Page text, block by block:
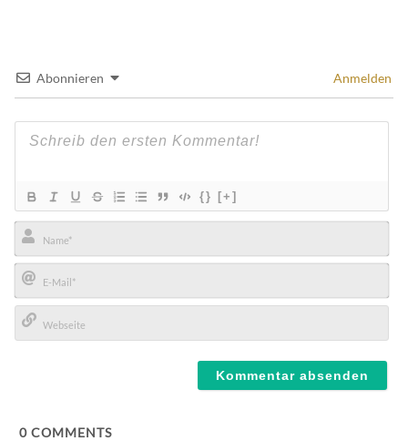
Abonnieren Anmelden
{} [+]
Name*
E-
Mail*
0 COMMENTS